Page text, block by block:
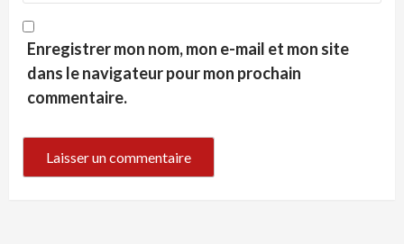
Enregistrer mon nom, mon e-mail et mon site
dans le navigateur pour mon prochain
commentaire.